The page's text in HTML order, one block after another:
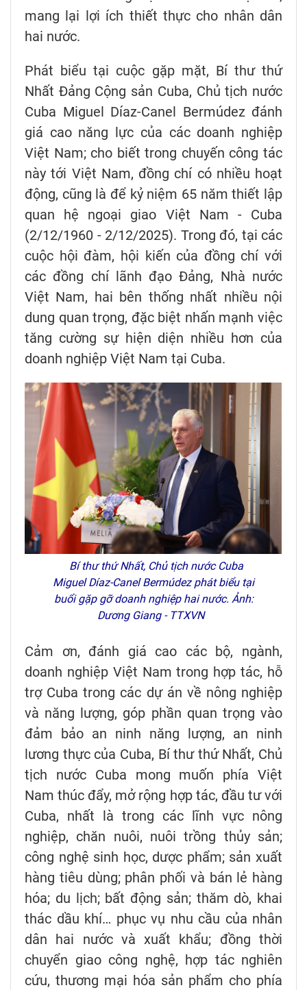
mang lại lợi ích thiết thực cho nhân dân
hai nước.
Phát biểu tại cuộc gặp mặt, Bí thư thứ
Nhất Đảng Cộng sản Cuba, Chủ tịch nước
Cuba Miguel Díaz-Canel Bermúdez đánh
giá cao năng lực của các doanh nghiệp
Việt Nam; cho biết trong chuyến công tác
này tới Việt Nam, đồng chí có nhiều hoạt
động, cũng là để kỷ niệm 65 năm thiết lập
quan hệ ngoại giao Việt Nam - Cuba
(2/12/1960 - 2/12/2025). Trong đó, tại các
cuộc hội đàm, hội kiến của đồng chí với
các đồng chí lãnh đạo Đảng, Nhà nước
Việt Nam, hai bên thống nhất nhiều nội
dung quan trọng, đặc biệt nhấn mạnh việc
tăng cường sự hiện diện nhiều hơn của
doanh nghiệp Việt Nam tại Cuba.
Bí thư thứ Nhất, Chủ tịch nước Cuba
Miguel Díaz-Canel Bermúdez phát biểu tại
buổi gặp gỡ doanh nghiệp hai nước. Ảnh:
Dương Giang - TTXVN
Cảm ơn, đánh giá cao các bộ, ngành,
doanh nghiệp Việt Nam trong hợp tác, hỗ
trợ Cuba trong các dự án về nông nghiệp
và năng lượng, góp phần quan trọng vào
đảm bảo an ninh năng lượng, an ninh
lương thực của Cuba, Bí thư thứ Nhất, Chủ
tịch nước Cuba mong muốn phía Việt
Nam thúc đẩy, mở rộng hợp tác, đầu tư với
Cuba, nhất là trong các lĩnh vực nông
nghiệp, chăn nuôi, nuôi trồng thủy sản;
công nghệ sinh học, dược phẩm; sản xuất
hàng tiêu dùng; phân phối và bán lẻ hàng
hóa; du lịch; bất động sản; thăm dò, khai
thác dầu khí… phục vụ nhu cầu của nhân
dân hai nước và xuất khẩu; đồng thời
chuyển giao công nghệ, hợp tác nghiên
cứu, thương mại hóa sản phẩm cho phía